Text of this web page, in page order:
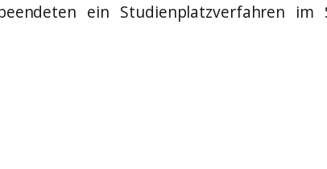
ein Studienplatzverfahren im